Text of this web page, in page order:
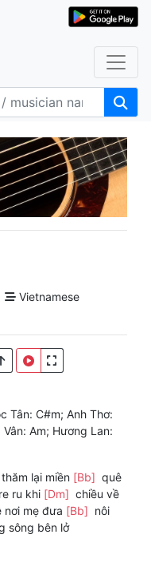
Vietnamese
Tân: C#m; Anh Thơ:
Am; Hương Lan:
lại miền [Bb] quê
ru khi [Dm] chiều về
nơi mẹ đưa [Bb] nôi
sông bên lở